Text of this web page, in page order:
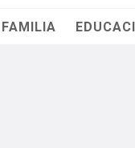
FAMILIA